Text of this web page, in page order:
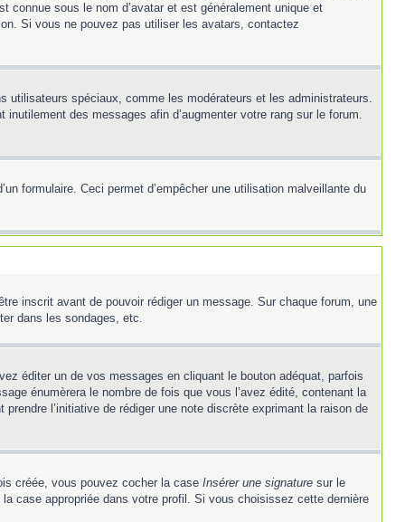
connue sous le nom d’avatar et est généralement unique et
Si vous ne pouvez pas utiliser les avatars, contactez
utilisateurs spéciaux, comme les modérateurs et les administrateurs.
des messages afin d’augmenter votre rang sur le forum.
formulaire. Ceci permet d’empêcher une utilisation malveillante du
inscrit avant de pouvoir rédiger un message. Sur chaque forum, une
dans les sondages, etc.
éditer un de vos messages en cliquant le bouton adéquat, parfois
énumèrera le nombre de fois que vous l’avez édité, contenant la
prendre l’initiative de rédiger une note discrète exprimant la raison de
créée, vous pouvez cocher la case Insérer une signature sur le
case appropriée dans votre profil. Si vous choisissez cette dernière